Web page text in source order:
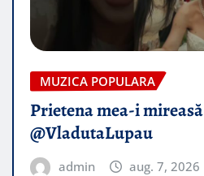
MUZICA POPULARA
Prietena mea-i mireasă​
@VladutaLupau
admin aug. 7, 2026